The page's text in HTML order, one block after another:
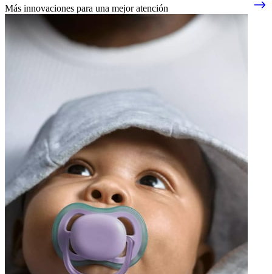
Más innovaciones para una mejor atención